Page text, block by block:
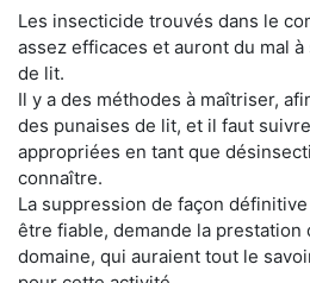
Les insecticide trouvés dans le
assez efficaces et auront du mal
de lit.
Il y a des méthodes à maîtriser,
des punaises de lit, et il faut
appropriées en tant que
connaître.
La suppression de façon
être fiable, demande la prestation
domaine, qui auraient tout le